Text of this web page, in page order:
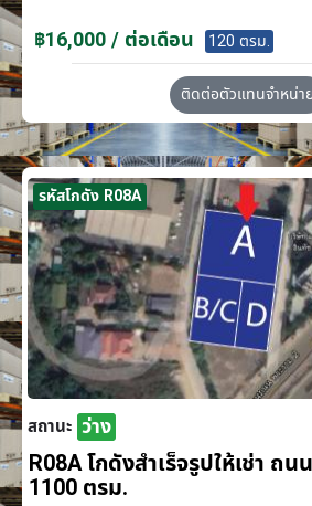
฿16,000 / ต่อเดือน 120 ตรม.
ติดต่อตัวแทนจำหน่า
รหัสโกดัง R08A
สถานะ ว่าง
R08A โกดังสำเร็จรูปให้เช่า ถน
1100 ตรม.